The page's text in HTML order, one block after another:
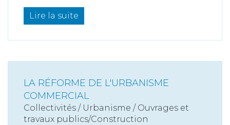
Lire la suite
LA RÉFORME DE L'URBANISME
COMMERCIAL
Collectivités / Urbanisme / Ouvrages et
travaux publics/Construction